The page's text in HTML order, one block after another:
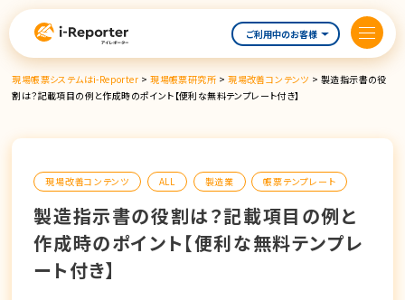
容
ご利用中のお客様
現場帳票システムはi-Reporter >現場帳票研究所 >現場改善コンテンツ > 製造指示書の役
割は？記載項目の例と作成時のポイント【便利な無料テンプレート付き】
現場改善コンテンツ ALL 製造業 帳票テンプレート
製造指示書の役割は？記載項目の例と
作成時のポイント【便利な無料テンプレ
ート付き】